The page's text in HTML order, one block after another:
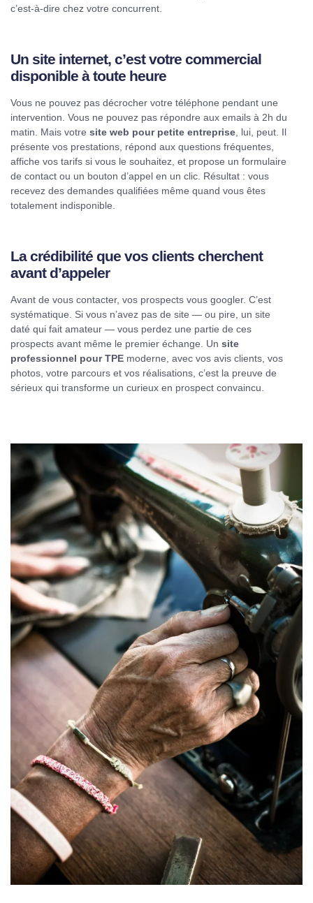
c’est-à-dire chez votre concurrent.
Un site internet, c’est votre commercial
disponible à toute heure
Vous ne pouvez pas décrocher votre téléphone pendant une
intervention. Vous ne pouvez pas répondre aux emails à 2h du
matin. Mais votre site web pour petite entreprise , lui, peut. Il
présente vos prestations, répond aux questions fréquentes,
affiche vos tarifs si vous le souhaitez, et propose un formulaire
de contact ou un bouton d’appel en un clic. Résultat : vous
recevez des demandes qualifiées même quand vous êtes
totalement indisponible.
La crédibilité que vos clients cherchent
avant d’appeler
Avant de vous contacter, vos prospects vous googler. C’est
systématique. Si vous n’avez pas de site — ou pire, un site
daté qui fait amateur — vous perdez une partie de ces
prospects avant même le premier échange. Un site
professionnel pour TPE moderne, avec vos avis clients, vos
photos, votre parcours et vos réalisations, c’est la preuve de
sérieux qui transforme un curieux en prospect convaincu.